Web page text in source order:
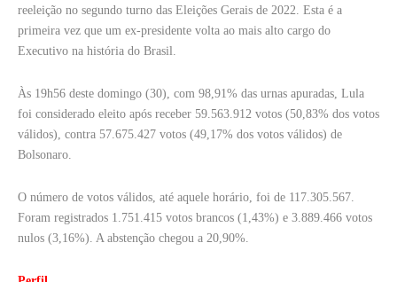
reeleição no segundo turno das Eleições Gerais de 2022. Esta é a
primeira vez que um ex-presidente volta ao mais alto cargo do
Executivo na história do Brasil.
Às 19h56 deste domingo (30), com 98,91% das urnas apuradas, Lula
foi considerado eleito após receber 59.563.912 votos (50,83% dos votos
válidos), contra 57.675.427 votos (49,17% dos votos válidos) de
Bolsonaro.
O número de votos válidos, até aquele horário, foi de 117.305.567.
Foram registrados 1.751.415 votos brancos (1,43%) e 3.889.466 votos
nulos (3,16%). A abstenção chegou a 20,90%.